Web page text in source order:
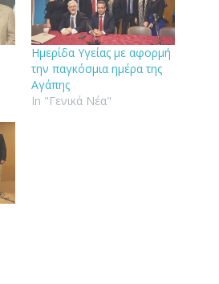
Ημερίδα Υγείας με αφορμή
την παγκόσμια ημέρα της
Αγάπης
In "Γενικά Νέα"